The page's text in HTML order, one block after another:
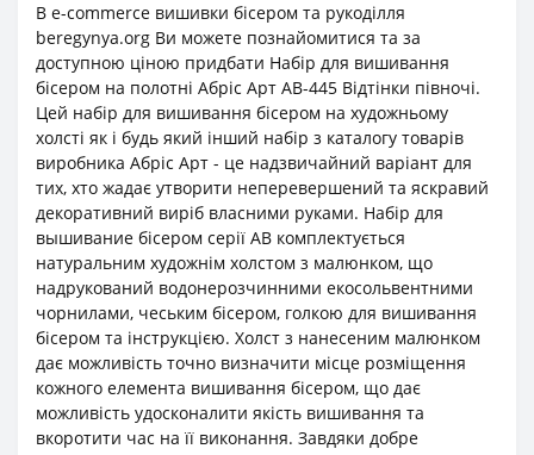
В e-commerce вишивки бісером та рукоділля
beregynya.org Ви можете познайомитися та за
доступною ціною придбати Набір для вишивання
бісером на полотні Абріс Арт АВ-445 Відтінки півночі.
Цей набір для вишивання бісером на художньому
холсті як і будь який інший набір з каталогу товарів
виробника Абріс Арт - це надзвичайний варіант для
тих, хто жадає утворити неперевершений та яскравий
декоративний виріб власними руками. Набір для
вышивание бісером серії АВ комплектується
натуральним художнім холстом з малюнком, що
надрукований водонерозчинними екосольвентними
чорнилами, чеським бісером, голкою для вишивання
бісером та інструкцією. Холст з нанесеним малюнком
дає можливість точно визначити місце розміщення
кожного елемента вишивання бісером, що дає
можливість удосконалити якість вишивання та
вкоротити час на її виконання. Завдяки добре